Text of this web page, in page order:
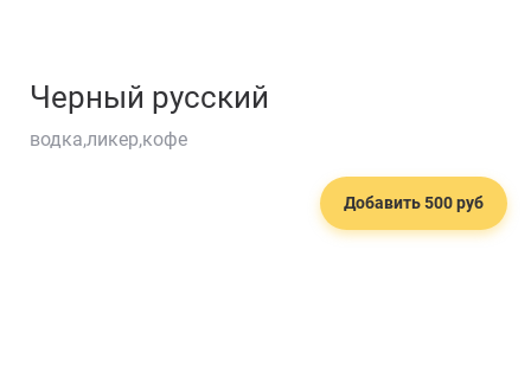
Черный русский
водка,ликер,кофе
Добавить 500 руб